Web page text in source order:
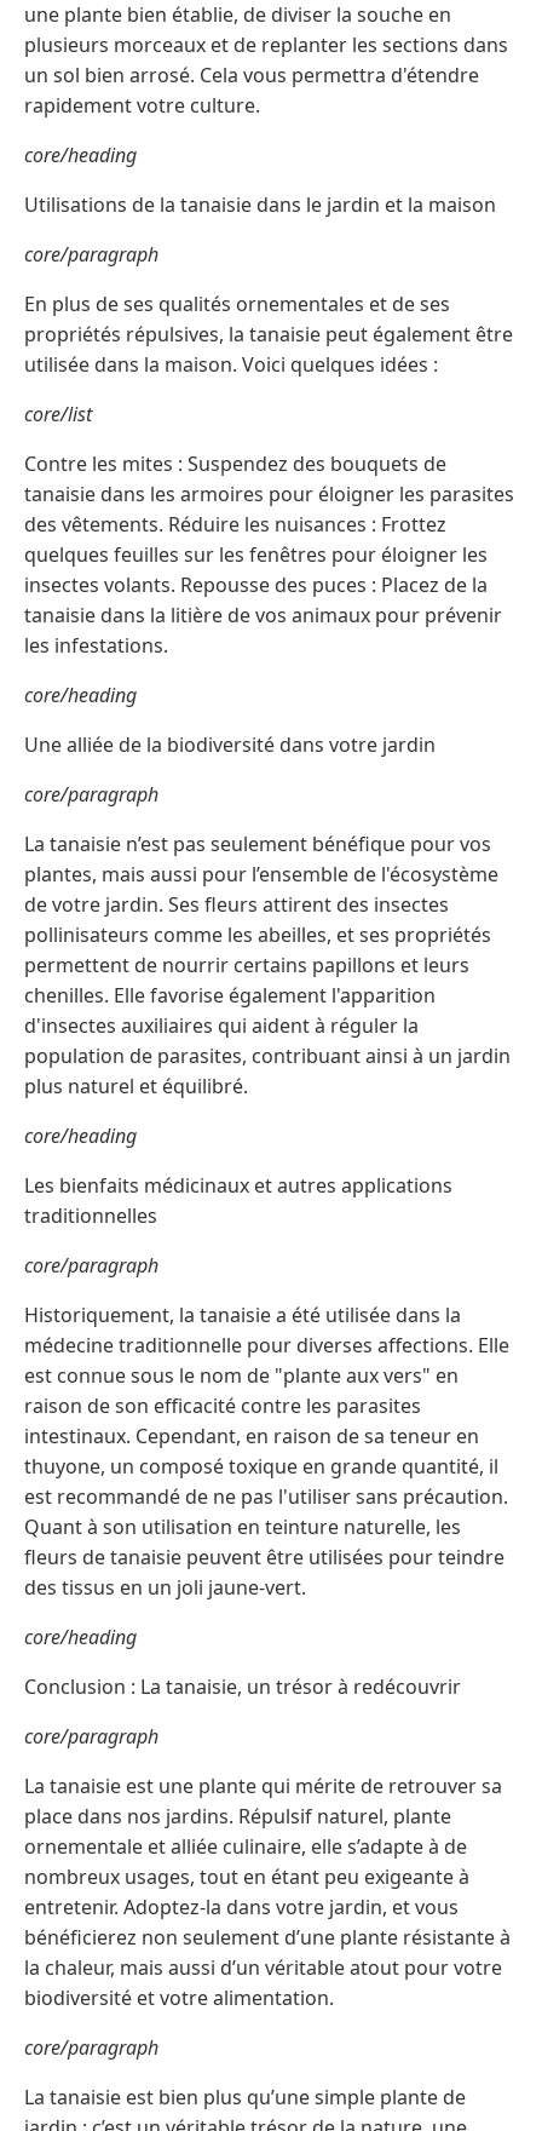
une plante bien établie, de diviser la souche en
plusieurs morceaux et de replanter les sections dans
un sol bien arrosé. Cela vous permettra d'étendre
rapidement votre culture.
core/heading
Utilisations de la tanaisie dans le jardin et la maison
core/paragraph
En plus de ses qualités ornementales et de ses
propriétés répulsives, la tanaisie peut également être
utilisée dans la maison. Voici quelques idées :
core/list
Contre les mites : Suspendez des bouquets de
tanaisie dans les armoires pour éloigner les parasites
des vêtements. Réduire les nuisances : Frottez
quelques feuilles sur les fenêtres pour éloigner les
insectes volants. Repousse des puces : Placez de la
tanaisie dans la litière de vos animaux pour prévenir
les infestations.
core/heading
Une alliée de la biodiversité dans votre jardin
core/paragraph
La tanaisie n’est pas seulement bénéfique pour vos
plantes, mais aussi pour l’ensemble de l'écosystème
de votre jardin. Ses fleurs attirent des insectes
pollinisateurs comme les abeilles, et ses propriétés
permettent de nourrir certains papillons et leurs
chenilles. Elle favorise également l'apparition
d'insectes auxiliaires qui aident à réguler la
population de parasites, contribuant ainsi à un jardin
plus naturel et équilibré.
core/heading
Les bienfaits médicinaux et autres applications
traditionnelles
core/paragraph
Historiquement, la tanaisie a été utilisée dans la
médecine traditionnelle pour diverses affections. Elle
est connue sous le nom de "plante aux vers" en
raison de son efficacité contre les parasites
intestinaux. Cependant, en raison de sa teneur en
thuyone, un composé toxique en grande quantité, il
est recommandé de ne pas l'utiliser sans précaution.
Quant à son utilisation en teinture naturelle, les
fleurs de tanaisie peuvent être utilisées pour teindre
des tissus en un joli jaune-vert.
core/heading
Conclusion : La tanaisie, un trésor à redécouvrir
core/paragraph
La tanaisie est une plante qui mérite de retrouver sa
place dans nos jardins. Répulsif naturel, plante
ornementale et alliée culinaire, elle s’adapte à de
nombreux usages, tout en étant peu exigeante à
entretenir. Adoptez-la dans votre jardin, et vous
bénéficierez non seulement d’une plante résistante à
la chaleur, mais aussi d’un véritable atout pour votre
biodiversité et votre alimentation.
core/paragraph
La tanaisie est bien plus qu’une simple plante de